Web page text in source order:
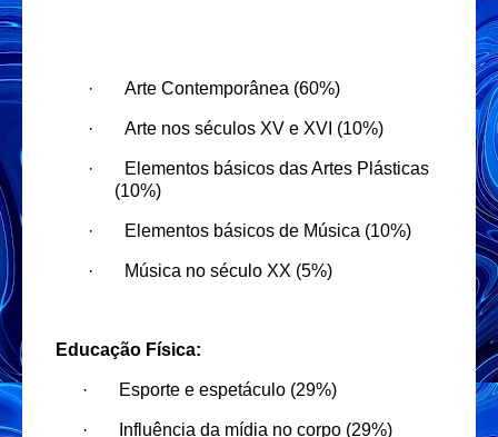
· Arte Contemporânea (60%)
· Arte nos séculos XV e XVI (10%)
·
Elementos básicos das Artes Plásticas
(10%)
· Elementos básicos de Música (10%)
· Música no século XX (5%)
Educação Física:
· Esporte e espetáculo (29%)
· Influência da mídia no corpo (29%)